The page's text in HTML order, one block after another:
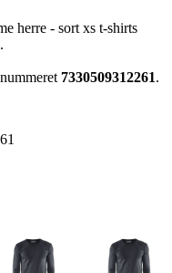
herre - sort xs t-shirts
7330509312261.